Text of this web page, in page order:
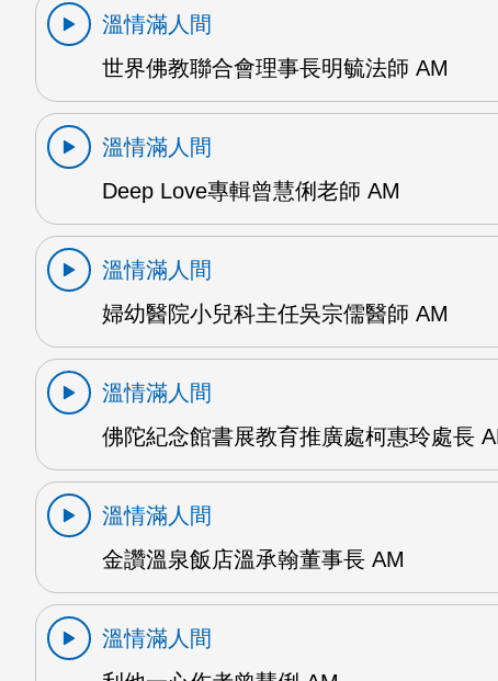
溫情滿人間
世界佛教聯合會理事長明毓法師 AM
溫情滿人間
Deep Love專輯曾慧俐老師 AM
溫情滿人間
婦幼醫院小兒科主任吳宗儒醫師 AM
溫情滿人間
佛陀紀念館書展教育推廣處柯惠玲處長
溫情滿人間
金讚溫泉飯店溫承翰董事長 AM
溫情滿人間